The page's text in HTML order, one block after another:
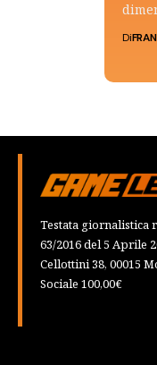
Di
Testata giornalistica
63/2016 del 5 Aprile
Cellottini 38, 00015
Sociale 100,00€